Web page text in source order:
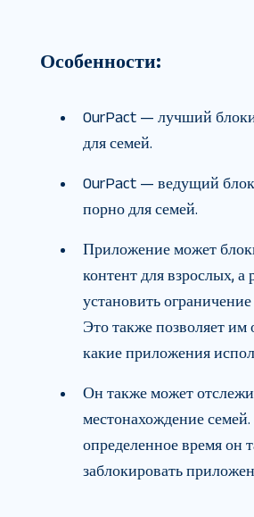
Особенности:
OurPact — лучший
для семей.
OurPact — ведущий
порно для семей.
Приложение может
контент для взрослых, а
установить
Это также позволяет им
какие приложения
Он также может
местонахождение
определенное время он
заблокировать